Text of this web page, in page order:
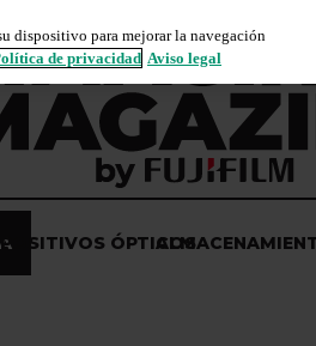
ÓPTICOS
dispositivo para mejorar la navegación
de privacidad Aviso legal